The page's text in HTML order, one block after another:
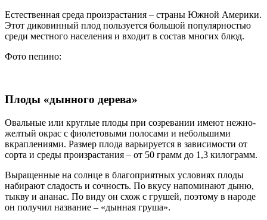
Естественная среда произрастания – страны Южной Америки.
Этот диковинный плод пользуется большой популярностью
среди местного населения и входит в состав многих блюд.
Фото пепино:
Плоды «дынного дерева»
Овальные или круглые плоды при созревании имеют нежно-
желтый окрас с фиолетовыми полосами и небольшими
вкраплениями. Размер плода варьируется в зависимости от
сорта и среды произрастания – от 50 грамм до 1,3 килограмм.
Выращенные на солнце в благоприятных условиях плоды
набирают сладость и сочность. По вкусу напоминают дыню,
тыкву и ананас. По виду он схож с грушей, поэтому в народе
он получил название – «дынная груша».